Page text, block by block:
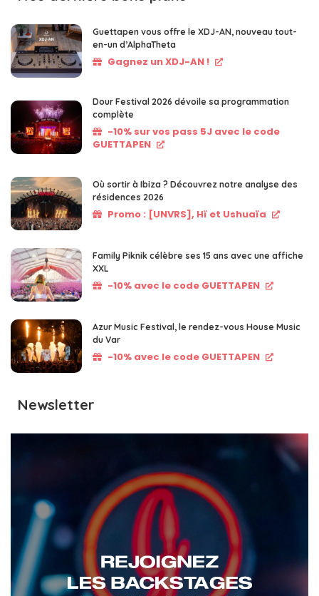
Guettapen vous offre le XDJ-AN, nouveau tout-
en-un d’AlphaTheta
Gagnez un XDJ-AN !
Dour Festival 2026 dévoile sa programmation
complète
-10% sur vos pass 5J avec le code
GUETTAPEN
Où sortir à Ibiza ? Découvrez notre analyse des
résidences 2026
Promo : [UNVRS], Hï et Ushuaïa
Family Piknik célèbre ses 15 ans avec une affiche
XXL
-10% avec le code GUETTAPEN
Azur Music Festival, le rendez-vous House Music
du Var
-10% avec le code GUETTAPEN
Newsletter